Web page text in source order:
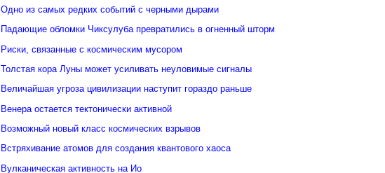
Одно из самых редких событий с черными дырами
Падающие обломки Чиксулуба превратились в огненный шторм
Риски, связанные с космическим мусором
Толстая кора Луны может усиливать неуловимые сигналы
Величайшая угроза цивилизации наступит гораздо раньше
Венера остается тектонически активной
Возможный новый класс космических взрывов
Встряхивание атомов для создания квантового хаоса
Вулканическая активность на Ио